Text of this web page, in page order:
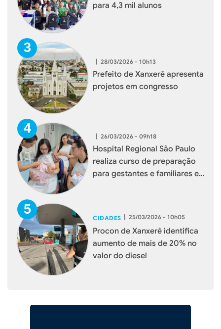
para 4,3 mil alunos
| 28/03/2026 - 10h13
Prefeito de Xanxerê apresenta
projetos em congresso
| 26/03/2026 - 09h18
Hospital Regional São Paulo
realiza curso de preparação
para gestantes e familiares em
CIDADES | 25/03/2026 - 10h05
Procon de Xanxerê identifica
aumento de mais de 20% no
valor do diesel